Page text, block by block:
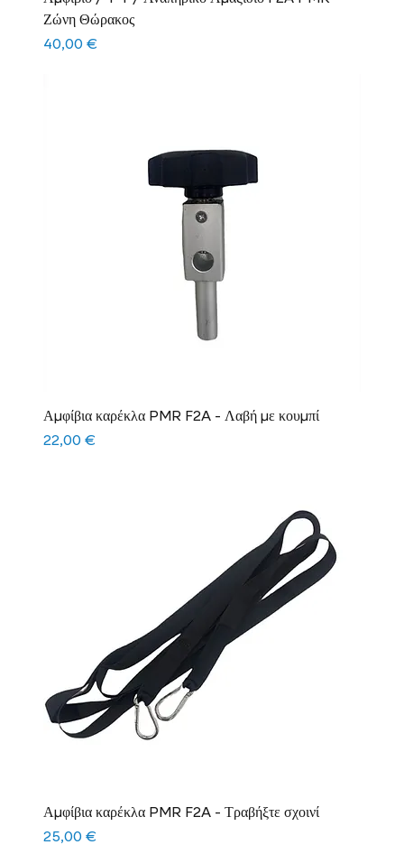
Ζώνη Θώρακος
Τιμή
40,00 €
Αμφίβια καρέκλα PMR F2A - Λαβή με κουμπί
Τιμή
22,00 €
Αμφίβια καρέκλα PMR F2A - Τραβήξτε σχοινί
Τιμή
25,00 €